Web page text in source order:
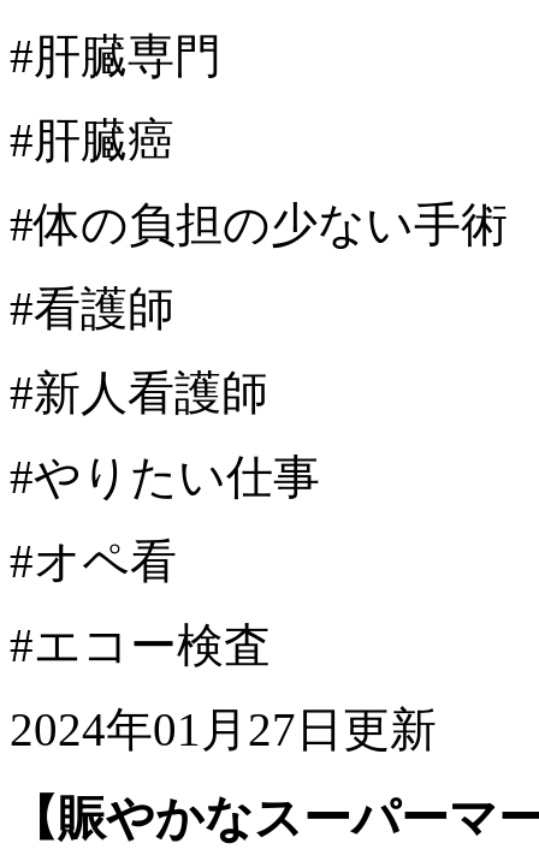
#肝臓専門
#肝臓癌
#体の負担の少ない手術
#看護師
#新人看護師
#やりたい仕事
#オペ看
#エコー検査
2024年01月27日更新
【賑やかなスーパーマ